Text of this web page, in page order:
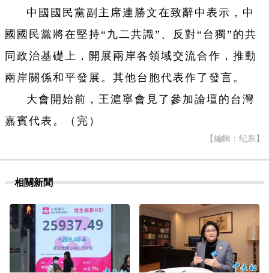
中國國民黨副主席連勝文在致辭中表示，中
國國民黨將在堅持“九二共識”、反對“台獨”的共
同政治基礎上，開展兩岸各領域交流合作，推動
兩岸關係和平發展。其他台胞代表作了發言。
大會開始前，王滬寧會見了參加論壇的台灣
嘉賓代表。（完）
【編輯：纪东】
相關新聞